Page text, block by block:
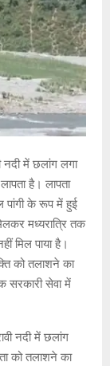
नदी में छलांग लगा
है। लापता
पांगी के रूप में हुई
मध्यरात्रि तक
मिल पाया है।
को तलाशने का
सरकारी सेवा में
नदी में छलांग
को तलाशने का